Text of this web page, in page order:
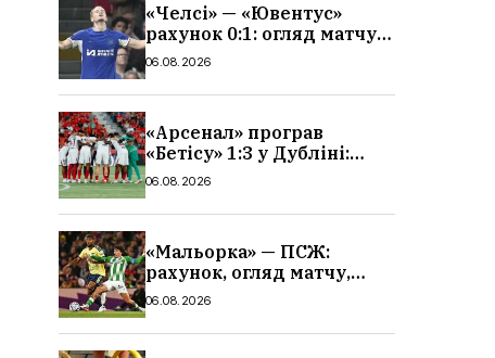
«Челсі» — «Ювентус»
рахунок 0:1: огляд матчу
та вихід Мудрика
06.08.2026
«Арсенал» програв
«Бетісу» 1:3 у Дубліні:
огляд матчу та всі голи
06.08.2026
«Мальорка» — ПСЖ:
рахунок, огляд матчу,
голи та склад парижан
06.08.2026